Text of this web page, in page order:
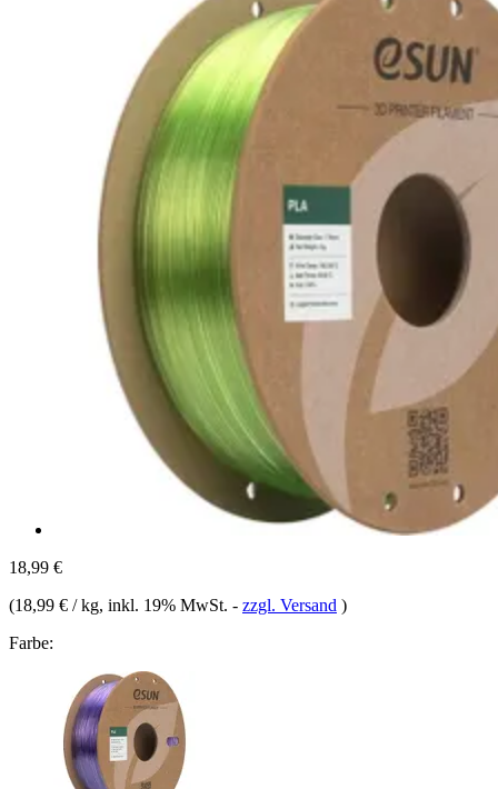
18,99 €
(18,99 € / kg, inkl. 19% MwSt. - zzgl. Versand )
Farbe: